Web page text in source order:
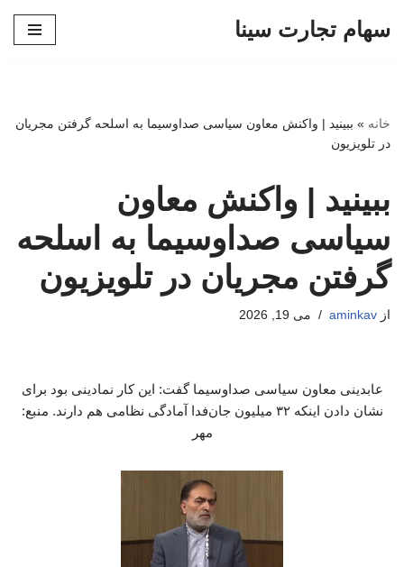
سهام تجارت سینا
خانه » ببینید | واکنش معاون سیاسی صداوسیما به اسلحه گرفتن مجریان
در تلویزیون
ببینید | واکنش معاون
سیاسی صداوسیما به اسلحه
گرفتن مجریان در تلویزیون
از aminkav می 19, 2026
عابدینی معاون سیاسی صداوسیما گفت: این کار نمادینی بود برای
نشان دادن اینکه ۳۲ میلیون جان‌فدا آمادگی نظامی هم دارند. منبع:
مهر